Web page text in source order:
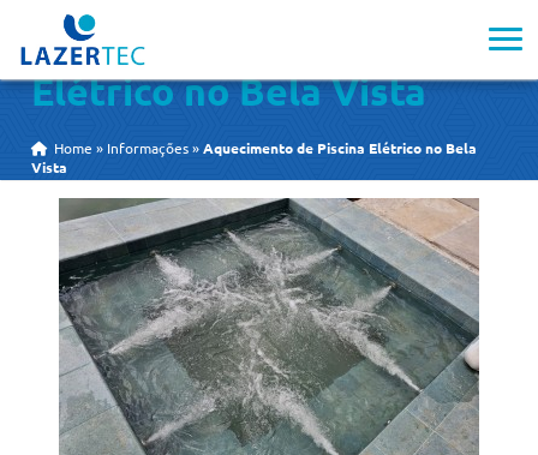
Aquecimento de Piscina
Elétrico no Bela Vista
Home » Informações »Aquecimento de Piscina Elétrico no Bela
Vista